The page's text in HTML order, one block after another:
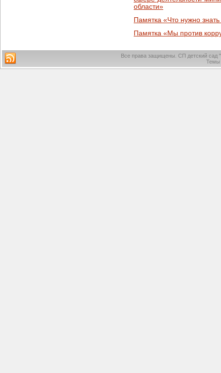
области»
Памятка «Что нужно
Памятка «Мы против
Все права защищены. СП детский
Темы